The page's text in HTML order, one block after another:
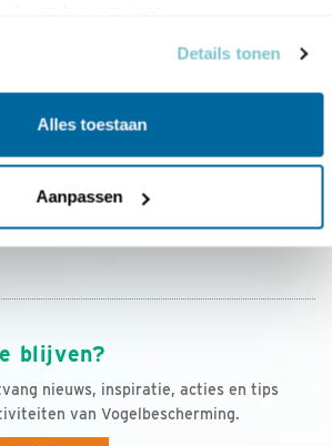
Details tonen
Alles toestaan
Aanpassen
blijven?
nieuws, inspiratie, acties en tips
van Vogelbescherming.